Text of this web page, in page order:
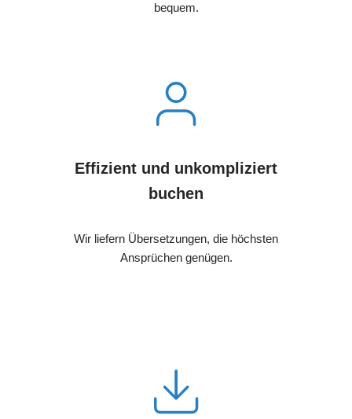
bequem.
Effizient und unkompliziert
buchen
Wir liefern Übersetzungen, die höchsten
Ansprüchen genügen.